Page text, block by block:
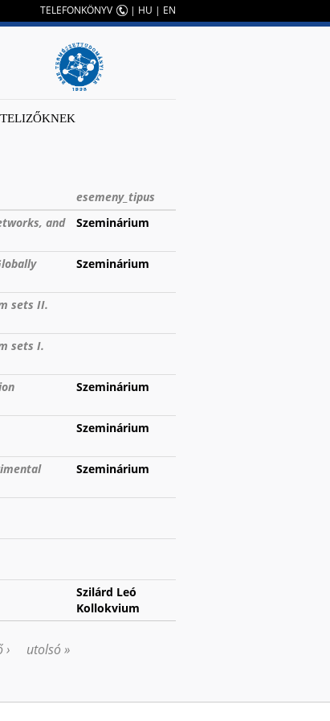
TELEFONKÖNYV | HU | EN
esemeny_tipus
and
Szeminárium
Szeminárium
sets II.
sets I.
Szeminárium
Szeminárium
Szeminárium
Szilárd Leó
Kollokvium
› utolsó »